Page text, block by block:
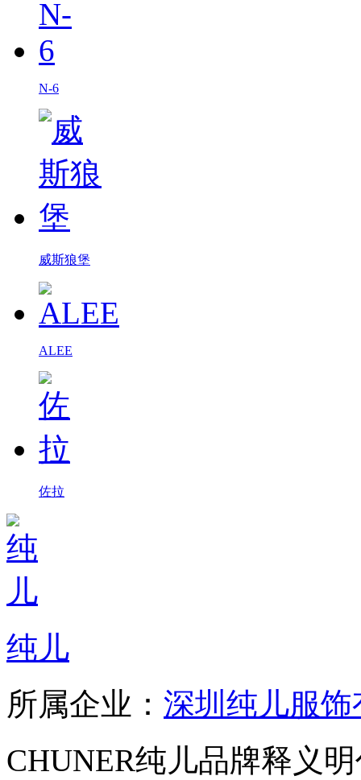
N-6
威斯狼堡
ALEE
佐拉
纯儿
所属企业： 深圳纯儿服
CHUNER纯儿品牌释义